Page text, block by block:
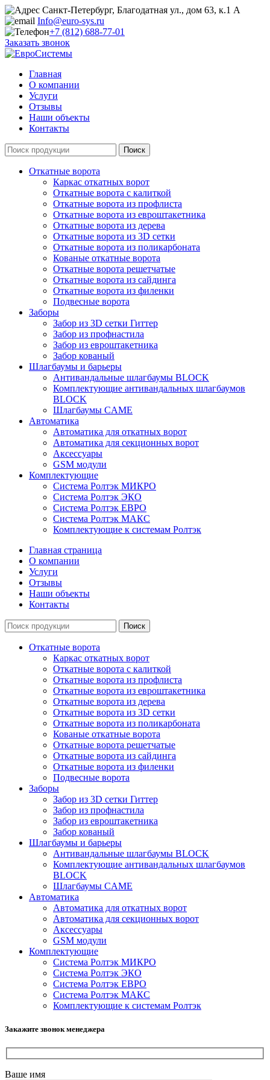
Санкт-Петербург, Благодатная ул., дом 63, к.1 А
Info@euro-sys.ru
+7 (812) 688-77-01
Заказать звонок
Главная
О компании
Услуги
Отзывы
Наши объекты
Контакты
Откатные ворота
Каркас откатных ворот
Откатные ворота с калиткой
Откатные ворота из профлиста
Откатные ворота из евроштакетника
Откатные ворота из дерева
Откатные ворота из 3D сетки
Откатные ворота из поликарбоната
Кованые откатные ворота
Откатные ворота решетчатые
Откатные ворота из сайдинга
Откатные ворота из филенки
Подвесные ворота
Заборы
Забор из 3D сетки Гиттер
Забор из профнастила
Забор из евроштакетника
Забор кованый
Шлагбаумы и барьеры
Антивандальные шлагбаумы BLOCK
Комплектующие антивандальных шлагбаумов
BLOCK
Шлагбаумы CAME
Автоматика
Автоматика для откатных ворот
Автоматика для секционных ворот
Аксессуары
GSM модули
Комплектующие
Система Ролтэк МИКРО
Система Ролтэк ЭКО
Система Ролтэк ЕВРО
Система Ролтэк МАКС
Комплектующие к системам Ролтэк
Главная страница
О компании
Услуги
Отзывы
Наши объекты
Контакты
Откатные ворота
Каркас откатных ворот
Откатные ворота с калиткой
Откатные ворота из профлиста
Откатные ворота из евроштакетника
Откатные ворота из дерева
Откатные ворота из 3D сетки
Откатные ворота из поликарбоната
Кованые откатные ворота
Откатные ворота решетчатые
Откатные ворота из сайдинга
Откатные ворота из филенки
Подвесные ворота
Заборы
Забор из 3D сетки Гиттер
Забор из профнастила
Забор из евроштакетника
Забор кованый
Шлагбаумы и барьеры
Антивандальные шлагбаумы BLOCK
Комплектующие антивандальных шлагбаумов
BLOCK
Шлагбаумы CAME
Автоматика
Автоматика для откатных ворот
Автоматика для секционных ворот
Аксессуары
GSM модули
Комплектующие
Система Ролтэк МИКРО
Система Ролтэк ЭКО
Система Ролтэк ЕВРО
Система Ролтэк МАКС
Комплектующие к системам Ролтэк
Закажите звонок менеджера
Ваше имя